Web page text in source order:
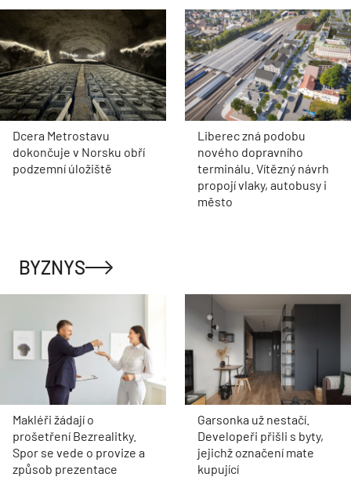
Dcera Metrostavu
dokončuje v Norsku obří
podzemní úložiště
Liberec zná podobu
nového dopravního
terminálu. Vítězný návrh
propojí vlaky, autobusy i
město
BYZNYS
Makléři žádají o
prošetření Bezrealitky.
Spor se vede o provize a
způsob prezentace
Garsonka už nestačí.
Developeři přišli s byty,
jejichž označení mate
kupující